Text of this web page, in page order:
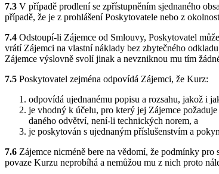
7.3 V případě prodlení se zpřístupněním sjednaného
případě, že je z prohlášení Poskytovatele nebo z
7.4 Odstoupí-li Zájemce od Smlouvy, Poskytovatel
vrátí Zájemci na vlastní náklady bez zbytečného
Zájemce výslovně svolí jinak a nevzniknou mu tím
7.5 Poskytovatel zejména odpovídá Zájemci, že Kurz:
odpovídá ujednanému popisu a rozsahu, jakož i
je vhodný k účelu, pro který jej Zájemce
daného odvětví, není-li technických norem, a
je poskytován s ujednaným příslušenstvím a
7.6 Zájemce nicméně bere na vědomí, že podmínky
povaze Kurzu neprobíhá a nemůžou mu z nich proto